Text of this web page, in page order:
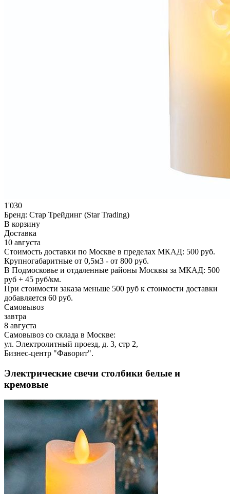
1'030
Бренд: Стар Трейдинг (Star Trading)
В корзину
Доставка
10 августа
Стоимость доставки по Москве в пределах МКАД: 500 руб.
Крупногабаритные от 0,5м3 - от 800 руб.
В Подмосковье и отдаленные районы Москвы за МКАД: 500
руб + 45 руб/км.
При стоимости заказа меньше 500 руб к стоимости доставки
добавляется 60 руб.
Самовывоз
завтра
8 августа
Самовывоз со склада в Москве:
ул. Электролитный проезд, д. 3, стр 2,
Бизнес-центр "Фаворит".
Электрические свечи столбики белые и
кремовые